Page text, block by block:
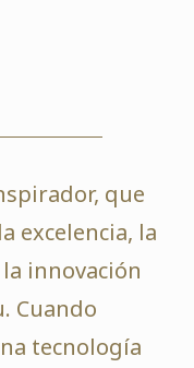
que
excelencia, la
innovación
Cuando
tecnología